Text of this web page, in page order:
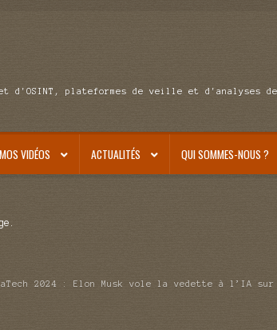
d'OSINT, plateformes de veille et d'analyses
VIDÉOS ACTUALITÉS QUI SOMMES-NOUS ?
2024 : Elon Musk vole la vedette à l’IA